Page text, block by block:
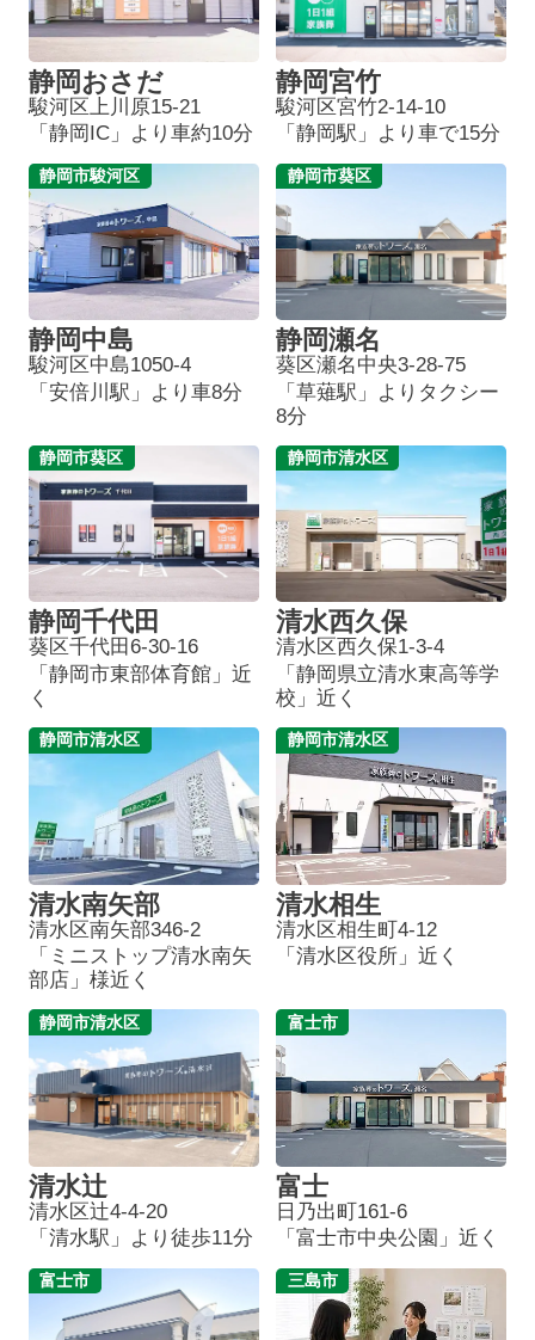
静岡おさだ
駿河区上川原15-21
「静岡IC」より車約10分
静岡宮竹
駿河区宮竹2-14-10
「静岡駅」より車で15分
静岡市駿河区
静岡中島
駿河区中島1050-4
「安倍川駅」より車8分
静岡市葵区
静岡瀬名
葵区瀬名中央3-28-75
「草薙駅」よりタクシー
8分
静岡市葵区
静岡千代田
葵区千代田6-30-16
「静岡市東部体育館」近
く
静岡市清水区
清水西久保
清水区西久保1-3-4
「静岡県立清水東高等学
校」近く
静岡市清水区
清水南矢部
清水区南矢部346-2
「ミニストップ清水南矢
部店」様近く
静岡市清水区
清水相生
清水区相生町4-12
「清水区役所」近く
静岡市清水区
清水辻
清水区辻4-4-20
「清水駅」より徒歩11分
富士市
富士
日乃出町161-6
「富士市中央公園」近く
富士市 三島市